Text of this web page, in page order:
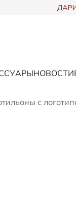
НОВОСТИ
с